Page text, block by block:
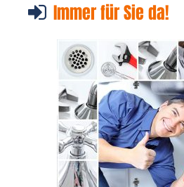
Immer für Sie da!